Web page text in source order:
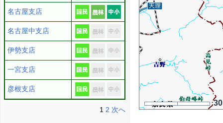
名古屋支店
名古屋中支店
伊勢支店
一宮支店
彦根支店
1 2 次へ